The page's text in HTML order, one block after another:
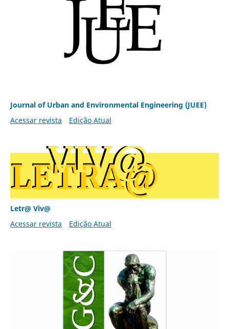
Journal of Urban and Environmental Engineering (JUEE)
Acessar revista
Edição Atual
Letr@ Viv@
Acessar revista
Edição Atual